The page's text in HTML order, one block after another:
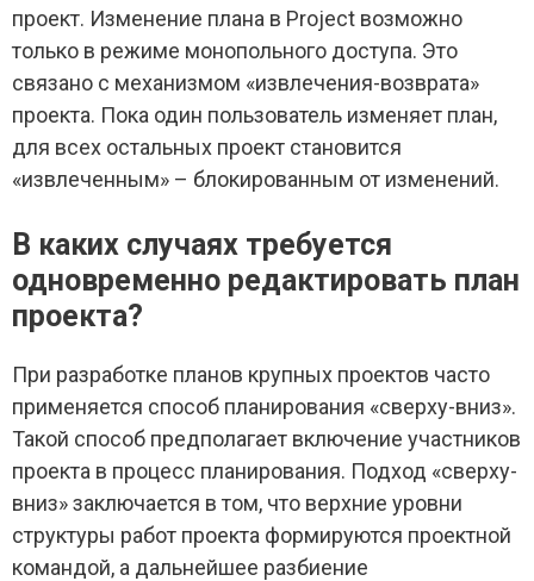
проект. Изменение плана в Project возможно
только в режиме монопольного доступа. Это
связано с механизмом «извлечения-возврата»
проекта. Пока один пользователь изменяет план,
для всех остальных проект становится
«извлеченным» – блокированным от изменений.
В каких случаях требуется
одновременно редактировать план
проекта?
При разработке планов крупных проектов часто
применяется способ планирования «сверху-вниз».
Такой способ предполагает включение участников
проекта в процесс планирования. Подход «сверху-
вниз» заключается в том, что верхние уровни
структуры работ проекта формируются проектной
командой, а дальнейшее разбиение